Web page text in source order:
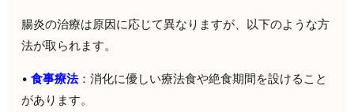
腸炎の治療は原因に応じて異なりますが、以下のような方
法が取られます。
•食事療法：消化に優しい療法食や絶食期間を設けること
があります。